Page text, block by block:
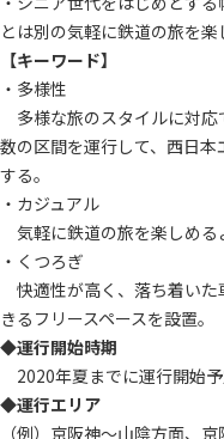
とは別の気軽に鉄道の旅を
【キーワード】
・多様性
多様な旅のスタイルに対応
数の区間を運行して、西日
する。
・カジュアル
気軽に鉄道の旅を楽しめる
・くつろぎ
快適性が高く、落ち着いた
きるフリースペースを設置。
◆運行開始時期
2020年夏までに運行開始
◆運行エリア
（例）京阪神～山陰方面、